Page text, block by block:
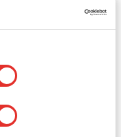
S